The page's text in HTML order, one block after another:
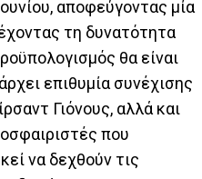
αποφεύγοντας μία
τη δυνατότητα
θα είναι
επιθυμία συνέχισης
Γιόνους, αλλά και
που
να δεχθούν τις